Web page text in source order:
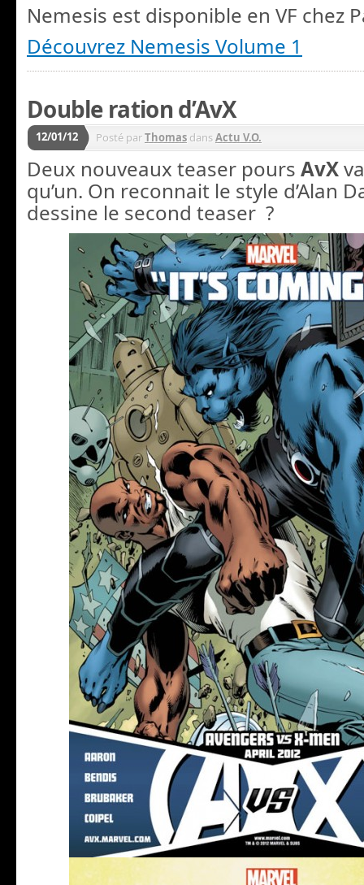
Nemesis est disponible en VF chez
Découvrez Nemesis Volume 1
Double ration d’AvX
12/01/12 Posté parThomas dansActu V.O.
Deux nouveaux teaser pours AvX
qu’un. On reconnait le style d’Alan
dessine le second teaser ?